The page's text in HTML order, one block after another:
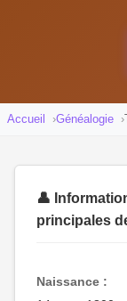
Accueil Généalogie
👤
principales
Naissance :